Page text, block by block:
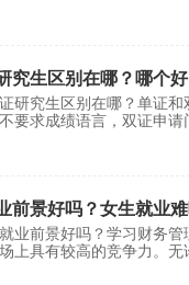
究生区别在哪？哪个好
研究生区别在哪？单证
要求成绩语言，双证申
前景好吗？女生就业难
业前景好吗？学习财务
上具有较高的竞争力。